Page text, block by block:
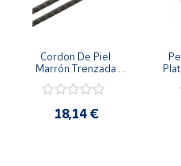
Cordon De Piel
Marrón Trenzada
Plata De 45Cm
18,14 €